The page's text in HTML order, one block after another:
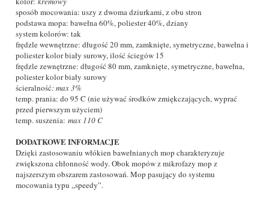
sposób mocowania: uszy z dwoma dziurkami, z obu stron
podstawa mopa: bawełna 60%, poliester 40%, dziany
system kolorów: tak
frędzle wewnętrzne: długość 20 mm, zamknięte, symetryczne, bawełna i
poliester kolor biały surowy, ilość ściegów 15
frędzle zewnętrzne: długość 80 mm, zamknięte, symetryczne, bawełna,
poliester kolor biały surowy
ścieralność: max 3%
temp. prania: do 95 C (nie używać środków zmiękczających, wyprać
przed pierwszym użyciem)
temp. suszenia: max 110 C
DODATKOWE INFORMACJE
Dzięki zastosowaniu włókien bawełnianych mop charakteryzuje
zwiększona chłonność wody. Obok mopów z mikrofazy mop z
najszerszym obszarem zastosowań. Mop pasujący do systemu
mocowania typu „speedy”.